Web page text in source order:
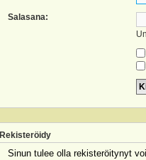
Salasana:
Rekisteröidy
Sinun tulee olla rekisteröitynyt